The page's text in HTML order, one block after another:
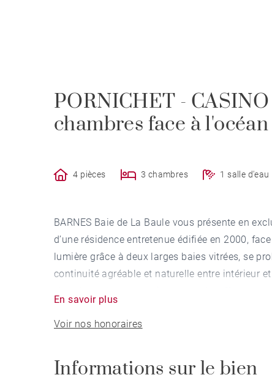
PORNICHET -
chambres face à l'océan
4 pièces 3 chambres 1 salle d'eau
BARNES Baie de La Baule vous présente en
d’une résidence entretenue édifiée en 2000,
lumière grâce à deux larges baies vitrées, se
continuité agréable et naturelle entre intérieur
confortable. Les volumes, équilibrés et
multiples possibilités d’aménagement
résidence ainsi que d'un garage dans la
recherchés sur le marché. Un appartement
En savoir plus
Voir nos honoraires
Informations sur le bien